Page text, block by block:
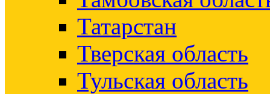
Татарстан
Тверская область
Тульская область